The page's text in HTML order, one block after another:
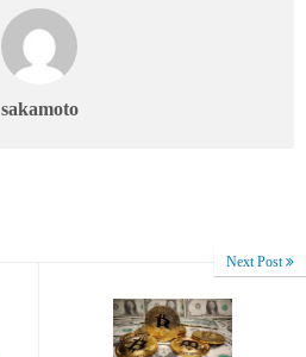
sakamoto
Next Post